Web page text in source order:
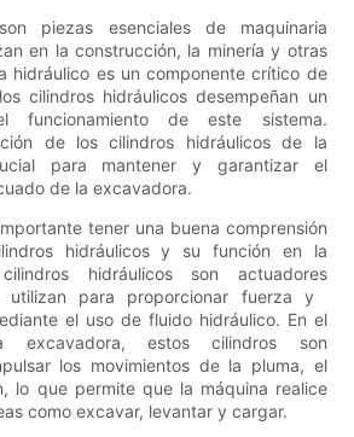
piezas esenciales de maquinaria
en la construcción, la minería y otras
hidráulico es un componente crítico de
cilindros hidráulicos desempeñan un
de este sistema.
de los cilindros hidráulicos de la
para mantener y garantizar el
de la excavadora.
tener una buena comprensión
hidráulicos y su función en la
hidráulicos son actuadores
utilizan para proporcionar fuerza y
el uso de fluido hidráulico. En el
excavadora, estos cilindros son
los movimientos de la pluma, el
lo que permite que la máquina realice
como excavar, levantar y cargar.